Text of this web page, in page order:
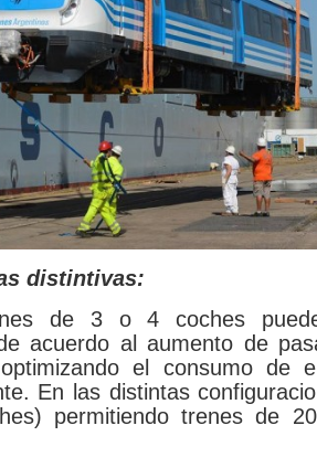
distintivas:
de 3 o 4 coches
acuerdo al aumento de
el consumo de
En las distintas
permitiendo trenes de